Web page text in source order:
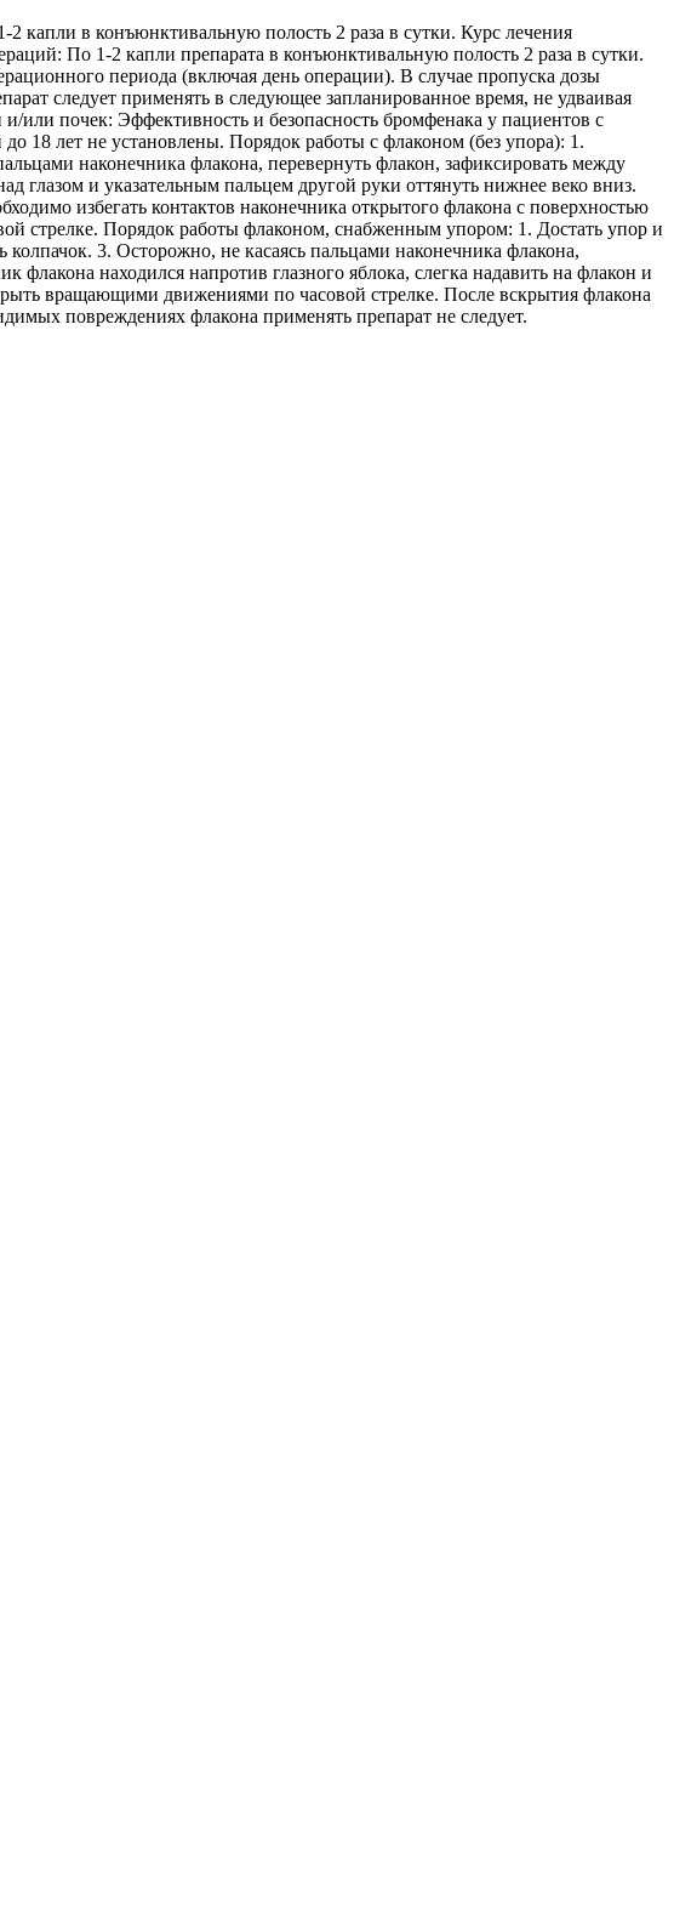
капли в конъюнктивальную полость 2 раза в сутки. Курс лечения
По 1-2 капли препарата в конъюнктивальную полость 2 раза в сутки.
периода (включая день операции). В случае пропуска дозы
следует применять в следующее запланированное время, не удваивая
почек: Эффективность и безопасность бромфенака у пациентов с
18 лет не установлены. Порядок работы с флаконом (без упора): 1.
наконечника флакона, перевернуть флакон, зафиксировать между
глазом и указательным пальцем другой руки оттянуть нижнее веко вниз.
избегать контактов наконечника открытого флакона с поверхностью
стрелке. Порядок работы флаконом, снабженным упором: 1. Достать упор и
3. Осторожно, не касаясь пальцами наконечника флакона,
флакона находился напротив глазного яблока, слегка надавить на флакон и
вращающими движениями по часовой стрелке. После вскрытия флакона
повреждениях флакона применять препарат не следует.